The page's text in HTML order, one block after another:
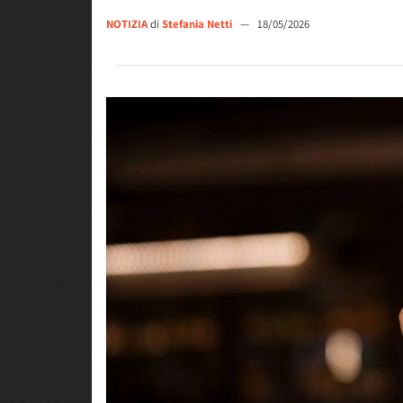
NOTIZIAdi Stefania Netti — 18/05/2026